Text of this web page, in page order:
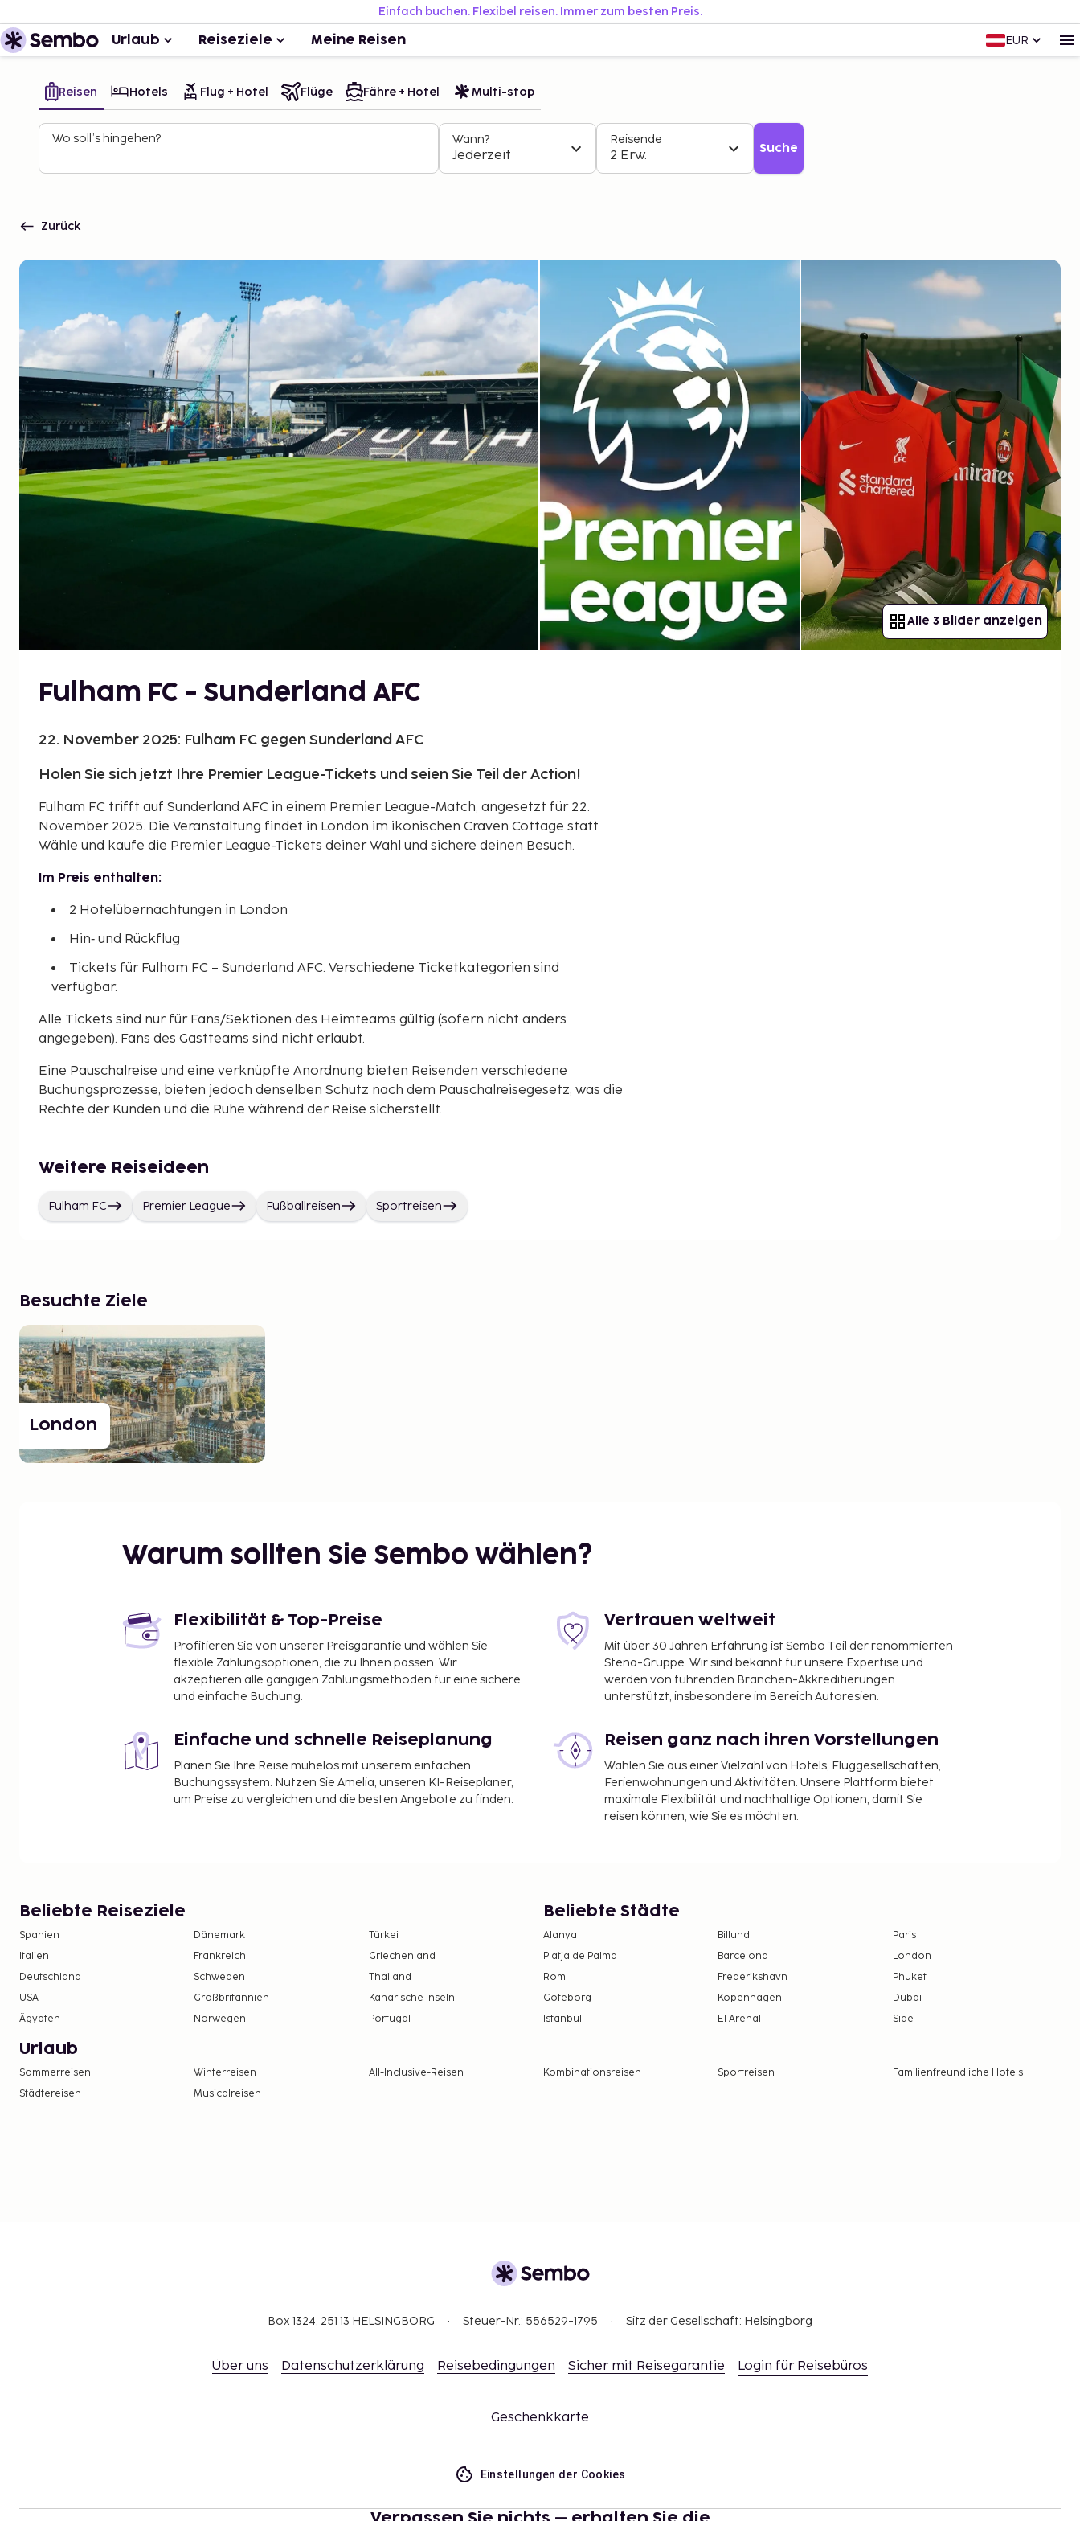
Einfach buchen. Flexibel reisen. Immer zum besten Preis.
Urlaub Reiseziele Meine Reisen EUR
Reisen Hotels Flug + Hotel Flüge Fähre + Hotel Multi-stop
Wo soll’s hingehen? Wann?
Jederzeit
Reisende
2 Erw. Suche
Zurück
Alle 3 Bilder anzeigen
Fulham FC - Sunderland AFC
22. November 2025: Fulham FC gegen Sunderland AFC
Holen Sie sich jetzt Ihre Premier League-Tickets und seien Sie Teil der Action!
Fulham FC trifft auf Sunderland AFC in einem Premier League-Match, angesetzt für 22.
November 2025. Die Veranstaltung findet in London im ikonischen Craven Cottage statt.
Wähle und kaufe die Premier League-Tickets deiner Wahl und sichere deinen Besuch.
Im Preis enthalten:
2 Hotelübernachtungen in London
Hin‑ und Rückflug
Tickets für Fulham FC – Sunderland AFC. Verschiedene Ticketkategorien sind
verfügbar.
Alle Tickets sind nur für Fans/Sektionen des Heimteams gültig (sofern nicht anders
angegeben). Fans des Gastteams sind nicht erlaubt.
Eine Pauschalreise und eine verknüpfte Anordnung bieten Reisenden verschiedene
Buchungsprozesse, bieten jedoch denselben Schutz nach dem Pauschalreisegesetz, was die
Rechte der Kunden und die Ruhe während der Reise sicherstellt.
Weitere Reiseideen
Fulham FC Premier League Fußballreisen Sportreisen
Besuchte Ziele
London
Warum sollten Sie Sembo wählen?
Flexibilität & Top-Preise
Profitieren Sie von unserer Preisgarantie und wählen Sie
flexible Zahlungsoptionen, die zu Ihnen passen. Wir
akzeptieren alle gängigen Zahlungsmethoden für eine sichere
und einfache Buchung.
Vertrauen weltweit
Mit über 30 Jahren Erfahrung ist Sembo Teil der renommierten
Stena-Gruppe. Wir sind bekannt für unsere Expertise und
werden von führenden Branchen-Akkreditierungen
unterstützt, insbesondere im Bereich Autoresien.
Einfache und schnelle Reiseplanung
Planen Sie Ihre Reise mühelos mit unserem einfachen
Buchungssystem. Nutzen Sie Amelia, unseren KI-Reiseplaner,
um Preise zu vergleichen und die besten Angebote zu finden.
Reisen ganz nach ihren Vorstellungen
Wählen Sie aus einer Vielzahl von Hotels, Fluggesellschaften,
Ferienwohnungen und Aktivitäten. Unsere Plattform bietet
maximale Flexibilität und nachhaltige Optionen, damit Sie
reisen können, wie Sie es möchten.
Beliebte Reiseziele
Spanien Dänemark
Türkei
Italien
Frankreich
Griechenland
Deutschland
Schweden
Thailand
USA
Großbritannien
Kanarische Inseln
Ägypten
Norwegen Portugal
Beliebte Städte
Alanya Billund
Paris
Platja de Palma
Barcelona
London
Rom
Frederikshavn
Phuket
Göteborg
Kopenhagen
Dubai
Istanbul
El Arenal Side
Urlaub
Sommerreisen Winterreisen All-Inclusive-Reisen Kombinationsreisen Sportreisen
Familienfreundliche Hotels
Städtereisen
Musicalreisen
Box 1324, 251 13 HELSINGBORG Steuer-Nr.: 556529-1795 Sitz der Gesellschaft: Helsingborg
Über uns Datenschutzerklärung Reisebedingungen Sicher mit Reisegarantie Login für Reisebüros
Geschenkkarte
Einstellungen der Cookies